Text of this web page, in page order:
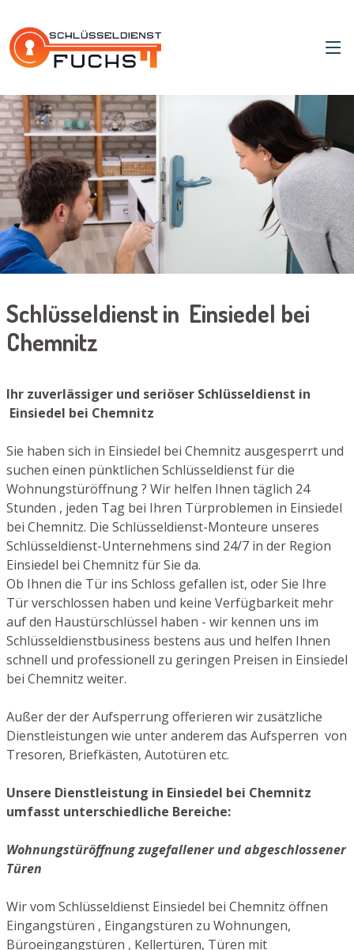
Schlüsseldienst in Einsiedel bei
Chemnitz
Ihr zuverlässiger und seriöser Schlüsseldienst in
Einsiedel bei Chemnitz
Sie haben sich in Einsiedel bei Chemnitz ausgesperrt und
suchen einen pünktlichen Schlüsseldienst für die
Wohnungstüröffnung ? Wir helfen Ihnen täglich 24
Stunden , jeden Tag bei Ihren Türproblemen in Einsiedel
bei Chemnitz. Die Schlüsseldienst-Monteure unseres
Schlüsseldienst-Unternehmens sind 24/7 in der Region
Einsiedel bei Chemnitz für Sie da.
Ob Ihnen die Tür ins Schloss gefallen ist, oder Sie Ihre
Tür verschlossen haben und keine Verfügbarkeit mehr
auf den Haustürschlüssel haben - wir kennen uns im
Schlüsseldienstbusiness bestens aus und helfen Ihnen
schnell und professionell zu geringen Preisen in Einsiedel
bei Chemnitz weiter.
Außer der der Aufsperrung offerieren wir zusätzliche
Dienstleistungen wie unter anderem das Aufsperren von
Tresoren, Briefkästen, Autotüren etc.
Unsere Dienstleistung in Einsiedel bei Chemnitz
umfasst unterschiedliche Bereiche:
Wohnungstüröffnung zugefallener und abgeschlossener
Türen
Wir vom Schlüsseldienst Einsiedel bei Chemnitz öffnen
Eingangstüren , Eingangstüren zu Wohnungen,
Büroeingangstüren , Kellertüren, Türen mit